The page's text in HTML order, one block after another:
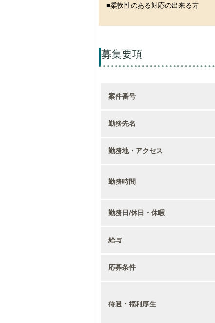
■柔軟性のある対応の出来る方
募集要項
案件番号
勤務先名
勤務地・アクセス
勤務時間
勤務日/休日・休暇
給与
応募条件
待遇・福利厚生